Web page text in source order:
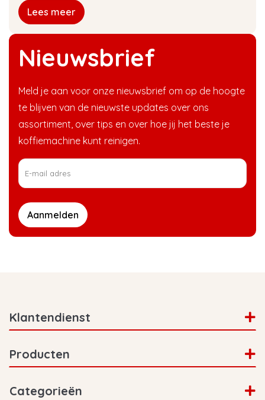
Nieuwsbrief
Meld je aan voor onze nieuwsbrief om op de hoogte
te blijven van de nieuwste updates over ons
assortiment, over tips en over hoe jij het beste je
koffiemachine kunt reinigen.
Aanmelden
Lees meer
Klantendienst
Producten
Categorieën